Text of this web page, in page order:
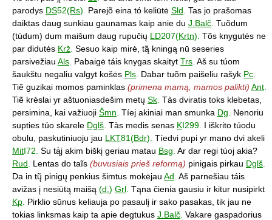
parodys DS52(Rs). Parejõ eina tó keliūtė Sld Tas jo prašomas
daiktas daug sunkiau gaunamas kaip anie du J.Balč Tuõdum
(tùdum) dum maišum daug rupučių LD207(Krtn). Tõs knygutės ne
par didutės Krž Sesuo kaip mirė, tą̃ kningą nū seseries
parsivežiau Als Pabaigė táis knygas skaityt Trs Aš su túom
šaukštu negaliu valgyt košės Pls Dabar tuõm paišeliu rašyk Pc
Tiẽ guzikai momos paminklas (primena mamą, mamos palikti) Ant
Tiẽ krėslai yr aštuoniasdešim metų Sk Tàs dviratis toks klebetas,
persimina, kai važiuoji Šmn Tíej akiniai man smunka Dg
Nenoriu
supties túo skarele Dglš Tàs medis senas KI299. I iškrito túodu
obulu, paskutiniuoju jau LKT81(Bdr). Tíedvi pupi yr mano dvi akeli
MitI72. Su tą́j akim biškį geriau matau Bsg Ar dar regi túoj akia?
Rud
Lentas do taĩs (buvusiais prieš reformą) pinigais pirkau Dglš
Da in tų̃ pinigų penkius šimtus mokėjau Ad Aš parnešiau táis
avižas į nesiūtą maišą (d. ) Grl Tąna čienia gausiu ir kitur nusipirkt
Kp Pirklio sūnus keliauja po pasaulį ir sako pasakas, tik jau ne
tokias linksmas kaip ta apie degtukus J.Balč Vakare gaspadorius